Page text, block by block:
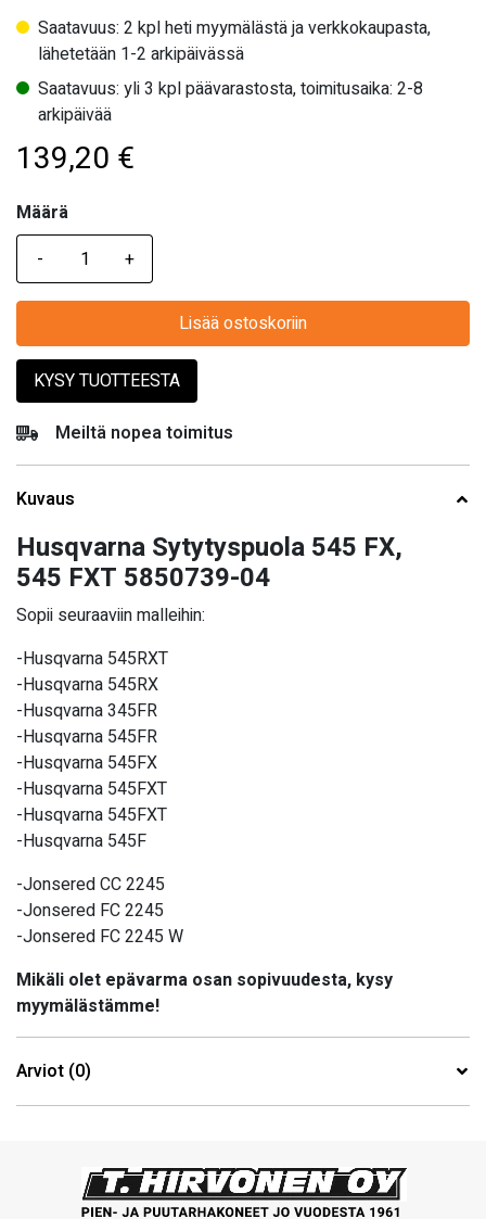
Saatavuus: 2 kpl heti myymälästä ja verkkokaupasta,
lähetetään 1-2 arkipäivässä
Saatavuus: yli 3 kpl päävarastosta, toimitusaika: 2-8
arkipäivää
139,20 €
Määrä
Määrä
Lisää ostoskoriin
KYSY TUOTTEESTA
Meiltä nopea toimitus
Kuvaus
Husqvarna Sytytyspuola 545 FX,
545 FXT 5850739-04
Sopii seuraaviin malleihin:
-Husqvarna 545RXT
-Husqvarna 545RX
-Husqvarna 345FR
-Husqvarna 545FR
-Husqvarna 545FX
-Husqvarna 545FXT
-Husqvarna 545FXT
-Husqvarna 545F
-Jonsered CC 2245
-Jonsered FC 2245
-Jonsered FC 2245 W
Mikäli olet epävarma osan sopivuudesta, kysy
myymälästämme!
Arviot (0)